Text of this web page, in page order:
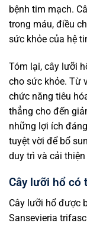
bệnh tim mạch.
trong máu, điều
sức khỏe của hệ
Tóm lại, cây lưỡi
cho sức khỏe. Từ
chức năng tiêu
thẳng cho đến
những lợi ích
tuyệt vời để bổ
duy trì và cải
Cây lưỡi hổ có
Cây lưỡi hổ được
Sansevieria